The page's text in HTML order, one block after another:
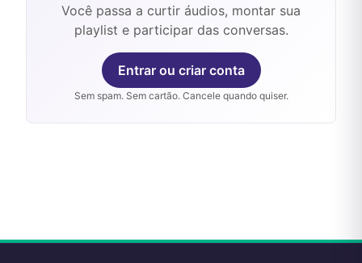
Você passa a curtir áudios, montar sua
playlist e participar das conversas.
Entrar ou criar conta
Sem spam. Sem cartão. Cancele quando quiser.